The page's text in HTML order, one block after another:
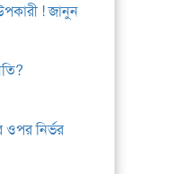
! জানুন
ওপর নির্ভর